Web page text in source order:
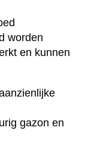
worden
en kunnen
gazon en